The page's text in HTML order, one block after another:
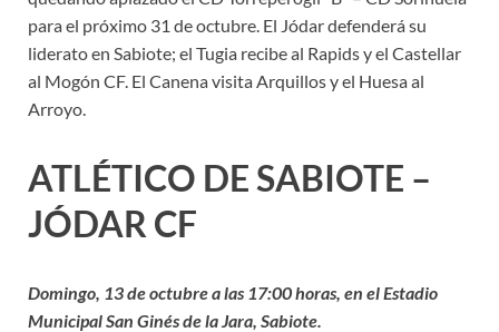
para el próximo 31 de octubre. El Jódar defenderá su
liderato en Sabiote; el Tugia recibe al Rapids y el Castellar
al Mogón CF. El Canena visita Arquillos y el Huesa al
Arroyo.
ATLÉTICO DE SABIOTE –
JÓDAR CF
Domingo, 13 de octubre a las 17:00 horas, en el Estadio
Municipal San Ginés de la Jara, Sabiote.